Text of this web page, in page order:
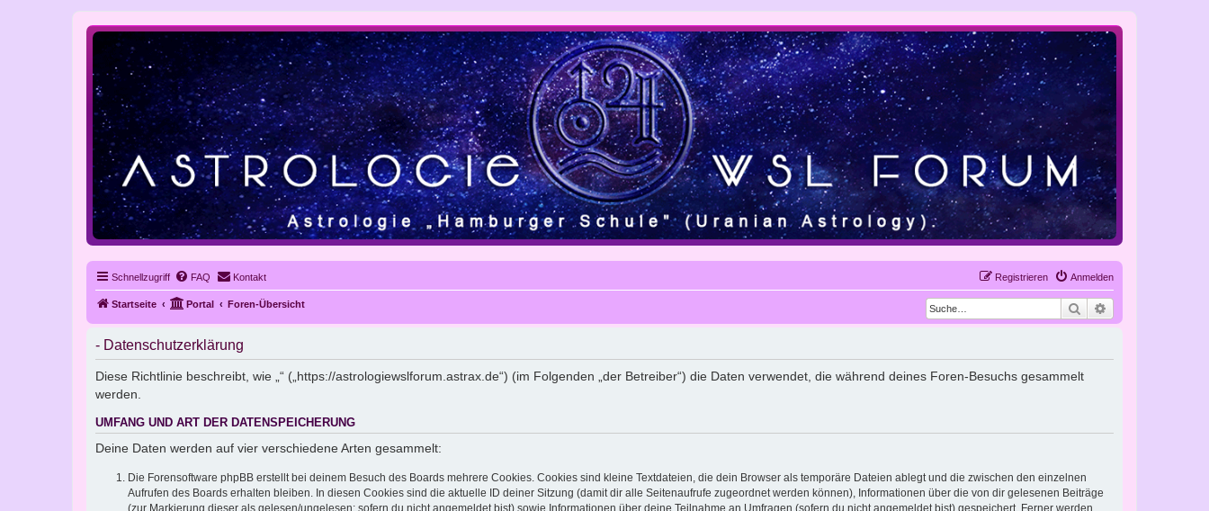
Schnellzugriff FAQ Kontakt Anmelden
Registrieren
Startseite Portal Foren-Übersicht Suche
- Datenschutzerklärung
Diese Richtlinie beschreibt, wie „“ („https://astrologiewslforum.astrax.de“) (im Folgenden „der Betreiber“) die Daten verwendet, die während deines Foren-Besuchs gesammelt
werden.
UMFANG UND ART DER DATENSPEICHERUNG
Deine Daten werden auf vier verschiedene Arten gesammelt:
Die Forensoftware phpBB erstellt bei deinem Besuch des Boards mehrere Cookies. Cookies sind kleine Textdateien, die dein Browser als temporäre Dateien ablegt und die zwischen den einzelnen
Aufrufen des Boards erhalten bleiben. In diesen Cookies sind die aktuelle ID deiner Sitzung (damit dir alle Seitenaufrufe zugeordnet werden können), Informationen über die von dir gelesenen Beiträge
(zur Markierung dieser als gelesen/ungelesen; sofern du nicht angemeldet bist) sowie Informationen über deine Teilnahme an Umfragen (sofern du nicht angemeldet bist) gespeichert. Ferner werden